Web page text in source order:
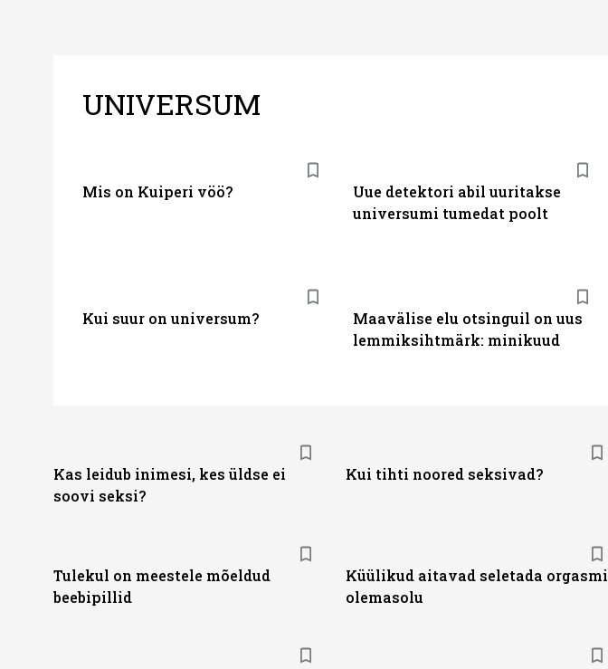
UNIVERSUM
Mis on Kuiperi vöö?
Uue detektori abil uuritakse
universumi tumedat poolt
Kui suur on universum?
Maavälise elu otsinguil on uus
lemmiksihtmärk: minikuud
Kas leidub inimesi, kes üldse ei
soovi seksi?
Kui tihti noored seksivad?
Tulekul on meestele mõeldud
beebipillid
Küülikud aitavad seletada orgasmi
olemasolu